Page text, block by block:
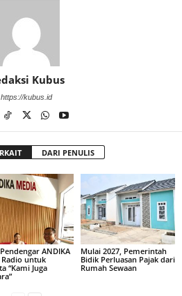
Kubus
https://kubus.id
DARI PENULIS
ANDIKA
untuk
“Kami Juga
Mulai 2027, Pemerintah
Bidik Perluasan Pajak dari
Rumah Sewaan